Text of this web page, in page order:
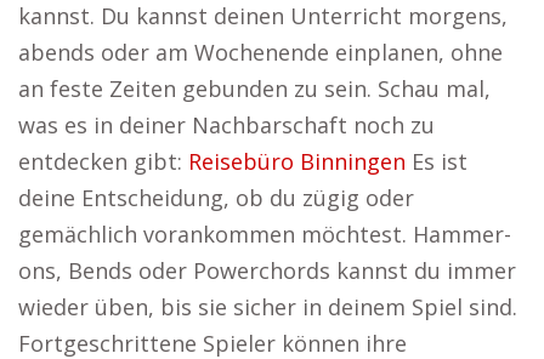
kannst. Du kannst deinen Unterricht morgens,
abends oder am Wochenende einplanen, ohne
an feste Zeiten gebunden zu sein. Schau mal,
was es in deiner Nachbarschaft noch zu
entdecken gibt: Reisebüro Binningen Es ist
deine Entscheidung, ob du zügig oder
gemächlich vorankommen möchtest. Hammer-
ons, Bends oder Powerchords kannst du immer
wieder üben, bis sie sicher in deinem Spiel sind.
Fortgeschrittene Spieler können ihre